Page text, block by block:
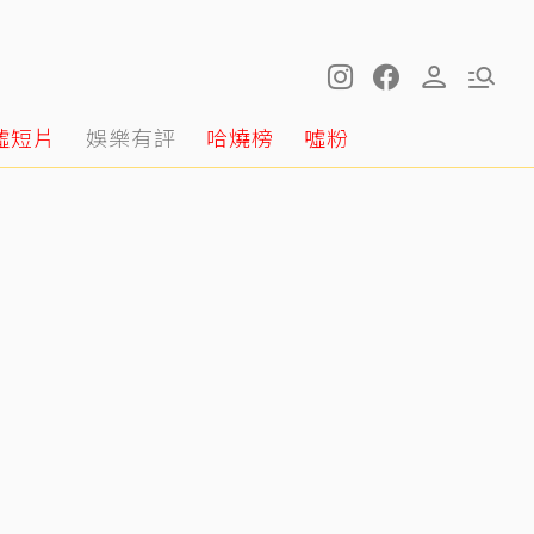
短片 娛樂有評 哈燒榜 噓粉